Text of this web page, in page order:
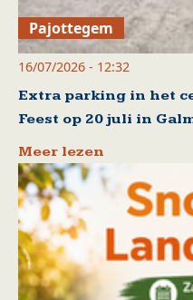
Pajottegem
16/07/2026 - 12:32
Extra parking in het
Feest op 20 juli in
Meer lezen